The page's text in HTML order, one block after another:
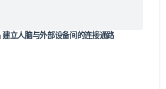
立人脑与外部设备间的连接通路